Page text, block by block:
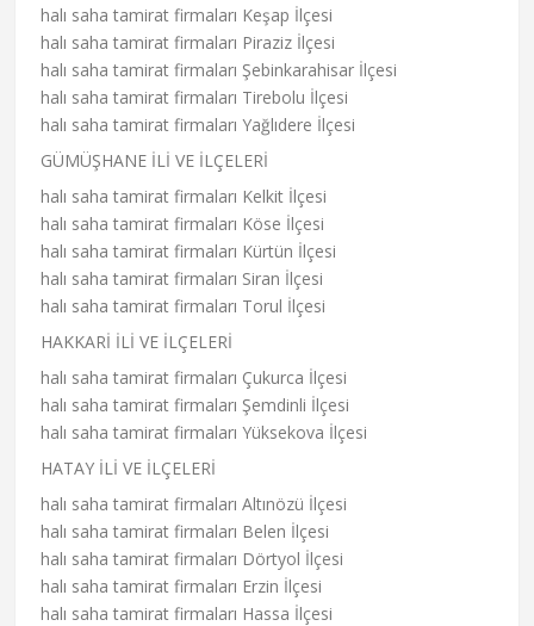
halı saha tamirat firmaları Keşap İlçesi
halı saha tamirat firmaları Piraziz İlçesi
halı saha tamirat firmaları Şebinkarahisar İlçesi
halı saha tamirat firmaları Tirebolu İlçesi
halı saha tamirat firmaları Yağlıdere İlçesi
GÜMÜŞHANE İLİ VE İLÇELERİ
halı saha tamirat firmaları Kelkit İlçesi
halı saha tamirat firmaları Köse İlçesi
halı saha tamirat firmaları Kürtün İlçesi
halı saha tamirat firmaları Siran İlçesi
halı saha tamirat firmaları Torul İlçesi
HAKKARİ İLİ VE İLÇELERİ
halı saha tamirat firmaları Çukurca İlçesi
halı saha tamirat firmaları Şemdinli İlçesi
halı saha tamirat firmaları Yüksekova İlçesi
HATAY İLİ VE İLÇELERİ
halı saha tamirat firmaları Altınözü İlçesi
halı saha tamirat firmaları Belen İlçesi
halı saha tamirat firmaları Dörtyol İlçesi
halı saha tamirat firmaları Erzin İlçesi
halı saha tamirat firmaları Hassa İlçesi